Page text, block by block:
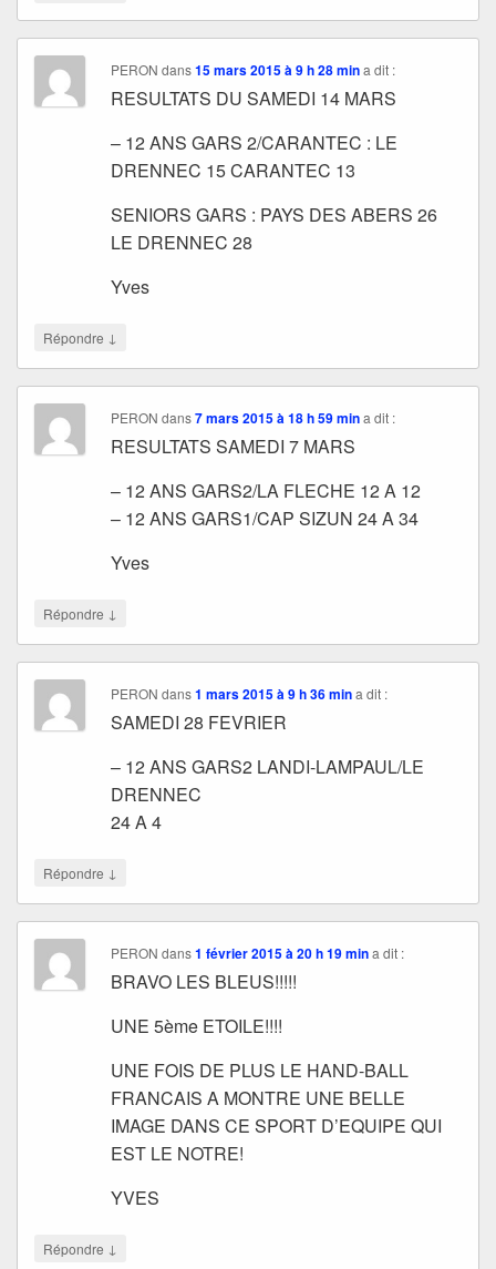
PERON dans15 mars 2015 à 9 h 28 min a dit :
RESULTATS DU SAMEDI 14 MARS
– 12 ANS GARS 2/CARANTEC : LE
DRENNEC 15 CARANTEC 13
SENIORS GARS : PAYS DES ABERS 26
LE DRENNEC 28
Yves
Répondre ↓
PERON dans7 mars 2015 à 18 h 59 min a dit :
RESULTATS SAMEDI 7 MARS
– 12 ANS GARS2/LA FLECHE 12 A 12
– 12 ANS GARS1/CAP SIZUN 24 A 34
Yves
Répondre ↓
PERON dans1 mars 2015 à 9 h 36 min a dit :
SAMEDI 28 FEVRIER
– 12 ANS GARS2 LANDI-LAMPAUL/LE
DRENNEC
24 A 4
Répondre ↓
PERON dans1 février 2015 à 20 h 19 min a dit :
BRAVO LES BLEUS!!!!!
UNE 5ème ETOILE!!!!
UNE FOIS DE PLUS LE HAND-BALL
FRANCAIS A MONTRE UNE BELLE
IMAGE DANS CE SPORT D’EQUIPE QUI
EST LE NOTRE!
YVES
Répondre ↓